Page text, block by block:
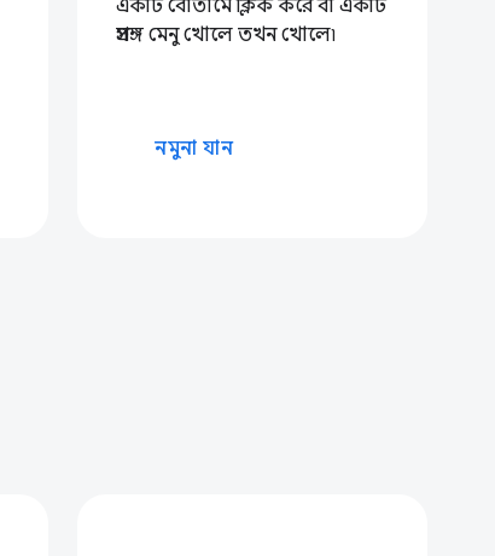
একটি বোতামে ক্লিক করে বা একটি
প্রসঙ্গ মেনু খোলে তখন খোলে৷
নমুনা যান